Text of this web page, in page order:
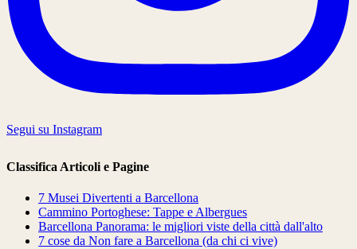
Segui su Instagram
Classifica Articoli e Pagine
7 Musei Divertenti a Barcellona
Cammino Portoghese: Tappe e Albergues
Barcellona Panorama: le migliori viste della città dall'alto
7 cose da Non fare a Barcellona (da chi ci vive)